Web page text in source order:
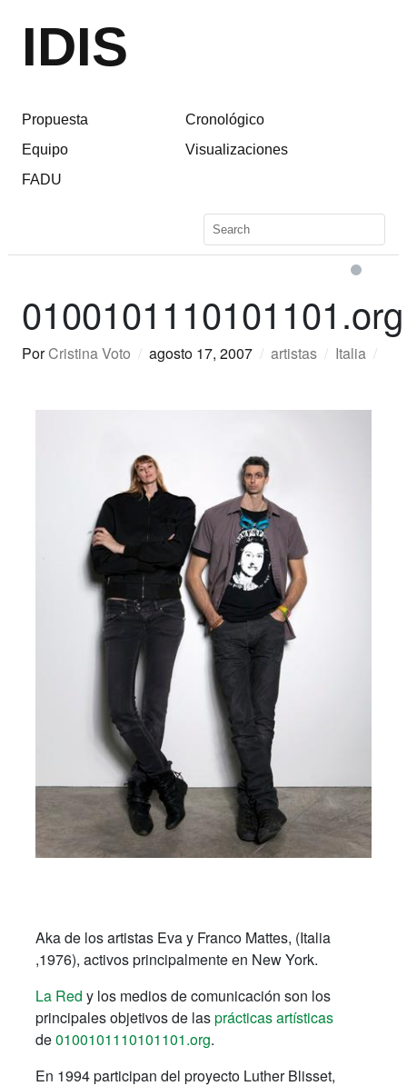
IDIS
Propuesta
Equipo
FADU
Cronológico
Visualizaciones
0100101110101101.org
PorCristina Voto / agosto 17, 2007 / artistas / Italia /
Aka de los artistas Eva y Franco Mattes, (Italia
,1976), activos principalmente en New York.
La Red y los medios de comunicación son los
principales objetivos de lasprácticas artísticas
de0100101110101101.org.
En 1994 participan del proyecto Luther Blisset,